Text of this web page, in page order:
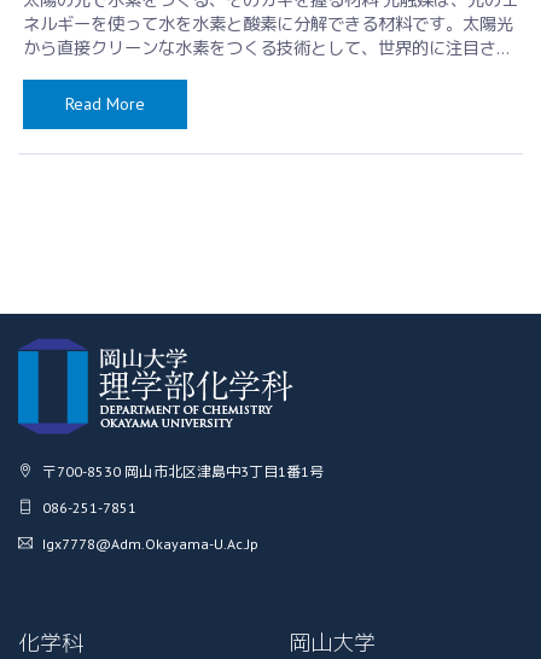
ネルギーを使って水を水素と酸素に分解できる材料です。太陽光
から直接クリーンな水素をつくる技術として、世界的に注目され
Read More
〒700-8530 岡山市北区津島中3丁目1番1号
086-251-7851
Igx7778@adm.okayama-U.ac.jp
化学科 岡山大学